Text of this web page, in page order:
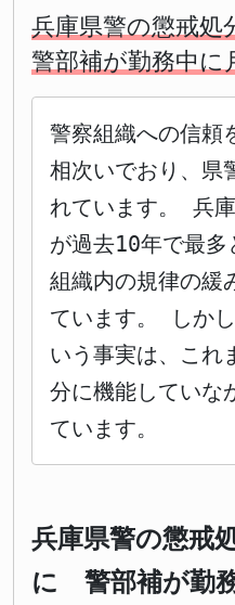
兵庫県警の懲戒
警部補が勤務中に
警察組織への信頼
相次いでおり、県
れています。 兵
が過去10年で最多
組織内の規律の緩
ています。 しか
いう事実は、これ
分に機能していな
ています。
兵庫県警の懲戒
に 警部補が勤